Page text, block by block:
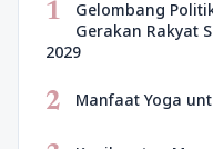
1
Gelombang
Gerakan Rakyat
2029
2 Manfaat Yoga